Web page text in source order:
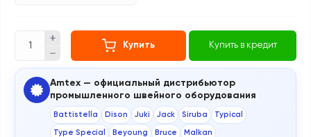
Купить Купить в кредит
Amtex — официальный дистрибьютор
промышленного швейного оборудования
Battistella Dison Juki Jack Siruba Typical
Type Special Beyoung Bruce Malkan